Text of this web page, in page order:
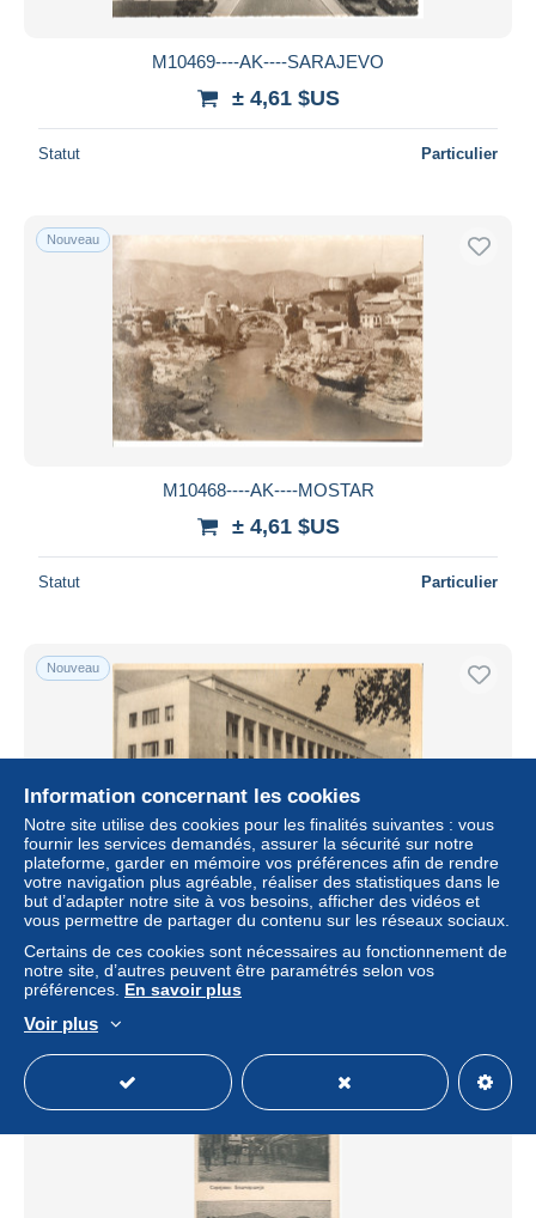
M10469----AK----SARAJEVO
± 4,61 $US
Statut Particulier
Nouveau
M10468----AK----MOSTAR
± 4,61 $US
Statut Particulier
Nouveau
M10467----AK----SARAJEVO HIGIJENSKI ZAVOD
± 4,61 $US
Information concernant les cookies
Notre site utilise des cookies pour les finalités suivantes : vous
fournir les services demandés, assurer la sécurité sur notre
plateforme, garder en mémoire vos préférences afin de rendre
votre navigation plus agréable, réaliser des statistiques dans le
but d’adapter notre site à vos besoins, afficher des vidéos et
vous permettre de partager du contenu sur les réseaux sociaux.
Certains de ces cookies sont nécessaires au fonctionnement de
notre site, d’autres peuvent être paramétrés selon vos
préférences. En savoir plus
Voir plus